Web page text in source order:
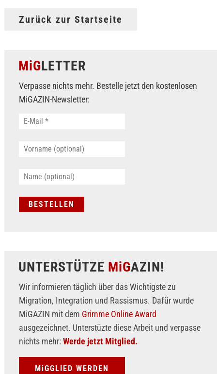
Zurück zur Startseite
MiGLETTER
Verpasse nichts mehr. Bestelle jetzt den kostenlosen
MiGAZIN-Newsletter:
UNTERSTÜTZE MiGAZIN!
Wir informieren täglich über das Wichtigste zu
Migration, Integration und Rassismus. Dafür wurde
MiGAZIN mit dem Grimme Online Award
ausgezeichnet. Unterstüzte diese Arbeit und verpasse
nichts mehr: Werde jetzt Mitglied.
MiGGLIED WERDEN